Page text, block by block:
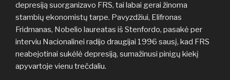
depresiją suorganizavo FRS, tai labai gerai žinoma
stambių ekonomistų tarpe. Pavyzdžiui, Elifronas
Fridmanas, Nobelio laureatas iš Stenfordo, pasakė per
interviu Nacionalinei radijo draugijai 1996 sausį, kad FRS
neabejotinai sukėlė depresiją, sumažinusi pinigų kiekį
apyvartoje vienu trečdaliu.